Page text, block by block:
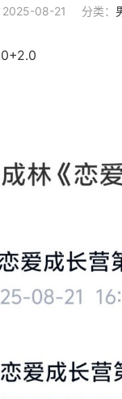
2025-08-21 分类：